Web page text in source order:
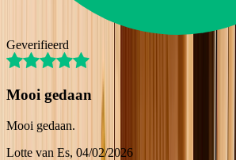
Geverifieerd
Mooi gedaan
Mooi gedaan.
Lotte van Es, 04/02/2026